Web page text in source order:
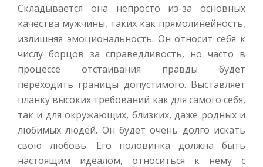
Складывается она непросто из-за основных
качества мужчины, таких как прямолинейность,
излишняя эмоциональность. Он относит себя к
числу борцов за справедливость, но часто в
процессе отстаивания правды будет
переходить границы допустимого. Выставляет
планку высоких требований как для самого себя,
так и для окружающих, близких, даже родных и
любимых людей. Он будет очень долго искать
свою любовь. Его половинка должна быть
настоящим идеалом, относиться к нему с